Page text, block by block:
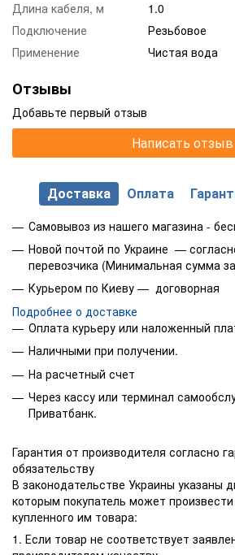
Длина кабеля, м
1.0
Подключение
Резьбовое
Применение
Чистая вода
Отзывы
Добавьте первый отзыв
Написать отзыв
Доставка Оплата
Самовывоз из нашего магазина -
Новой почтой по Украине —
перевозчика (Минимальная сумма
Курьером по Киеву — договорная
Подробнее о доставке
Оплата курьеру или наложенный
Наличными при получении.
На расчетный счет
Через кассу или терминал
Приватбанк.
Гарантия от производителя согласно
обязательству
В законодательстве Украины указаны
которым покупатель может
купленного им товара:
1. Если товар не соответствует